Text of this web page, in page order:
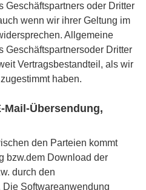
Geschäftspartners oder Dritter
wenn wir ihrer Geltung im
Allgemeine
Geschäftspartnersoder Dritter
Vertragsbestandteil, als wir
haben.
Mail-Übersendung,
den Parteien kommt
bzw.dem Download der
durch den
Softwareanwendung